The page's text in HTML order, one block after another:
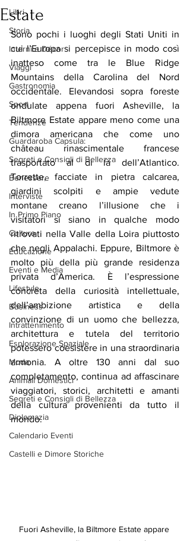
Libri
Storia
Interni e Décor
Viaggi
Gastronomia
Sport
Tendenze
Guardaroba Capsula:
Segreti e Consigli di Bellezza
Benessere
Interviste
In Primo Piano
Cultura
Educazione
Eventi e Media
Lifestyle
Business
Intrattenimento
Esplorazione Spaziale
Moda
Animali Domestici
Segreti e Consigli di Bellezza
Diplomazia
Calendario Eventi
Castelli e Dimore Storiche
Estate
Sono pochi i luoghi degli Stati Uniti in
cui l’Europa si percepisce in modo così
inatteso come tra le Blue Ridge
Mountains della Carolina del Nord
occidentale. Elevandosi sopra foreste
ondulate appena fuori Asheville, la
Biltmore Estate appare meno come una
dimora americana che come uno
château rinascimentale francese
trasportato al di là dell’Atlantico.
Torrette, facciate in pietra calcarea,
giardini scolpiti e ampie vedute
montane creano l’illusione che i
visitatori si siano in qualche modo
ritrovati nella Valle della Loira piuttosto
che negli Appalachi. Eppure, Biltmore è
molto più della più grande residenza
privata d’America. È l’espressione
concreta della curiosità intellettuale,
dell’ambizione artistica e della
convinzione di un uomo che bellezza,
architettura e tutela del territorio
potessero coesistere in una straordinaria
armonia. A oltre 130 anni dal suo
completamento, continua ad affascinare
viaggiatori, storici, architetti e amanti
della cultura provenienti da tutto il
mondo.
Fuori Asheville, la Biltmore Estate appare